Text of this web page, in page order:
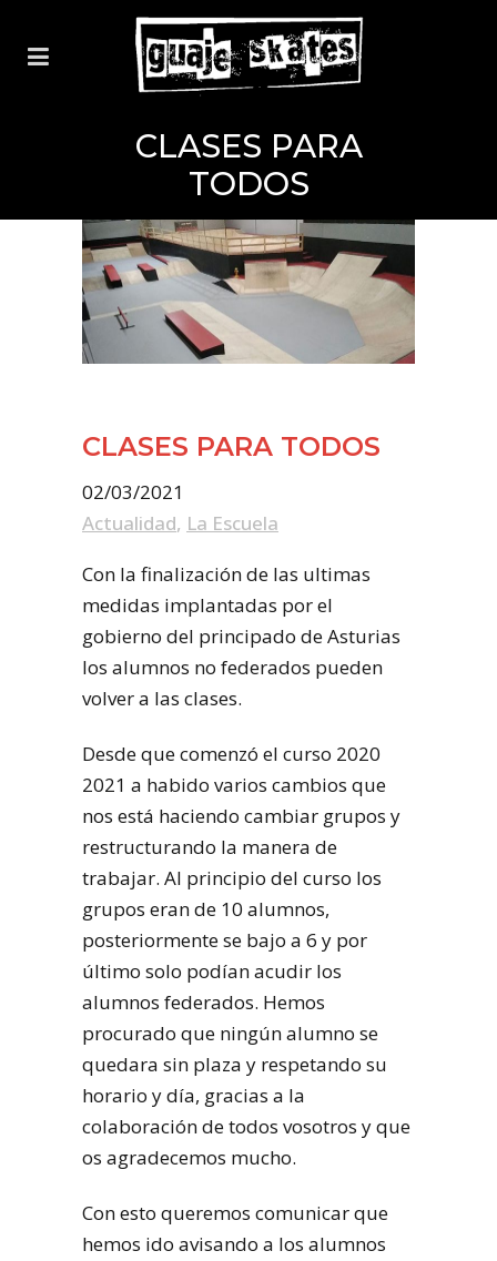
CLASES PARA
TODOS
CLASES PARA TODOS
02/03/2021
Actualidad, La Escuela
Con la finalización de las ultimas
medidas implantadas por el
gobierno del principado de Asturias
los alumnos no federados pueden
volver a las clases.
Desde que comenzó el curso 2020
2021 a habido varios cambios que
nos está haciendo cambiar grupos y
restructurando la manera de
trabajar. Al principio del curso los
grupos eran de 10 alumnos,
posteriormente se bajo a 6 y por
último solo podían acudir los
alumnos federados. Hemos
procurado que ningún alumno se
quedara sin plaza y respetando su
horario y día, gracias a la
colaboración de todos vosotros y que
os agradecemos mucho.
Con esto queremos comunicar que
hemos ido avisando a los alumnos